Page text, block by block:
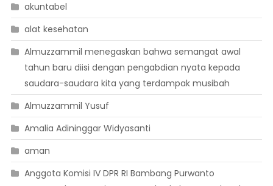
akuntabel
alat kesehatan
Almuzzammil menegaskan bahwa semangat awal
tahun baru diisi dengan pengabdian nyata kepada
saudara-saudara kita yang terdampak musibah
Almuzzammil Yusuf
Amalia Adininggar Widyasanti
aman
Anggota Komisi IV DPR RI Bambang Purwanto